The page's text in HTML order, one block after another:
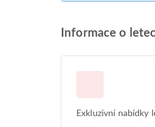
Informace o
Exkluzivní nabídky